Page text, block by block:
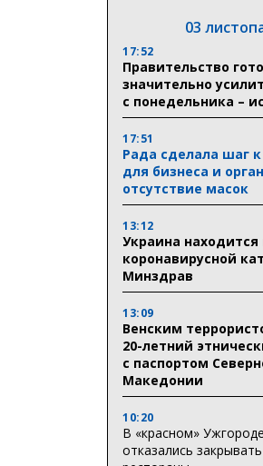
03
17:52
Правительство
значительно
с понедельника –
17:51
Рада сделала шаг
для бизнеса и
отсутствие масок
13:12
Украина находится
коронавирусной
Минздрав
13:09
Венским
20-летний
с паспортом
Македонии
10:20
В «красном»
отказались